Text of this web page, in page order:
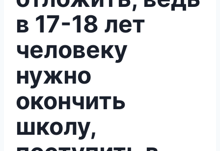
в 17-18 лет
человеку
нужно
окончить
школу,